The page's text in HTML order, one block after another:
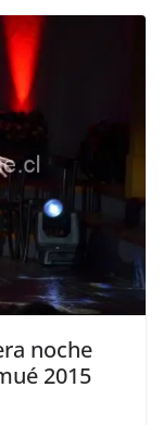
noche
2015